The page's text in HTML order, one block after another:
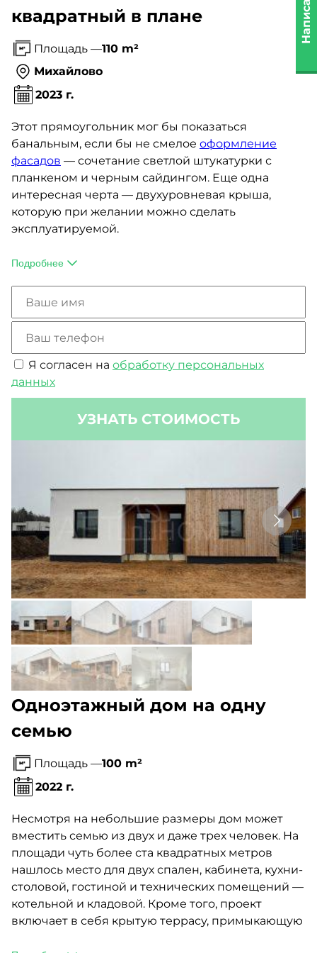
квадратный в плане
Площадь —110 m²
Михайлово
2023 г.
Этот прямоугольник мог бы показаться
банальным, если бы не смелое оформление
фасадов — сочетание светлой штукатурки с
планкеном и черным сайдингом. Еще одна
интересная черта — двухуровневая крыша,
которую при желании можно сделать
эксплуатируемой.
имеет большую площадь остекления. Рамы окон
конструкций и есть другой вариант — «теплый»
вставкой, защищающей от промерзания. За
такими окнами тепло даже в самые лютые
морозы.
Подробнее
Я согласен на обработку персональных
данных
Одноэтажный дом на одну
семью
Площадь —100 m²
2022 г.
Несмотря на небольшие размеры дом может
вместить семью из двух и даже трех человек. На
площади чуть более ста квадратных метров
нашлось место для двух спален, кабинета, кухни-
столовой, гостиной и технических помещений —
котельной и кладовой. Кроме того, проект
включает в себя крытую террасу, примыкающую